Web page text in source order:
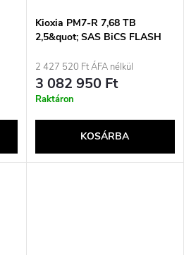
Kioxia PM7-R 7,68 TB
2,5&quot; SAS BiCS FLASH
2 427 520 Ft ÁFA nélkül
3 082 950 Ft
Raktáron
KOSÁRBA